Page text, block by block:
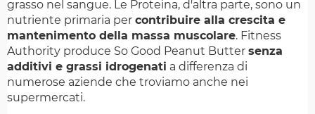
grasso nel sangue. Le Proteina, d'altra parte, sono un
nutriente primaria per contribuire alla crescita e
mantenimento della massa muscolare. Fitness
Authority produce So Good Peanut Butter senza
additivi e grassi idrogenati a differenza di
numerose aziende che troviamo anche nei
supermercati.